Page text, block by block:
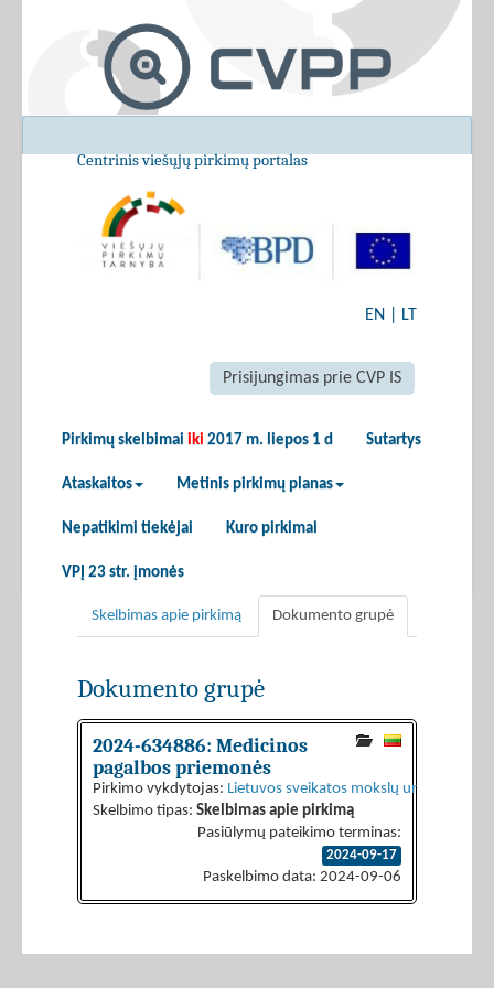
Centrinis viešųjų pirkimų portalas
EN LT
Prisijungimas prie CVP IS
Pirkimų skelbimai iki 2017 m. liepos 1 d Sutartys
Ataskaitos Metinis pirkimų planas
Nepatikimi tiekėjai Kuro pirkimai
VPĮ 23 str. įmonės
Skelbimas apie pirkimą Dokumento grupė
Dokumento grupė
2024-634886: Medicinos
pagalbos priemonės
Pirkimo vykdytojas: Lietuvos sveikatos mokslų universiteto
Skelbimo tipas: Skelbimas apie pirkimą
Pasiūlymų pateikimo terminas:
2024-09-17
Paskelbimo data: 2024-09-06